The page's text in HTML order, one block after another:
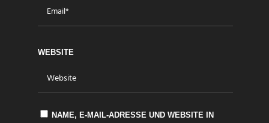
WEBSITE
NAME, E-MAIL-ADRESSE UND WEBSITE IN